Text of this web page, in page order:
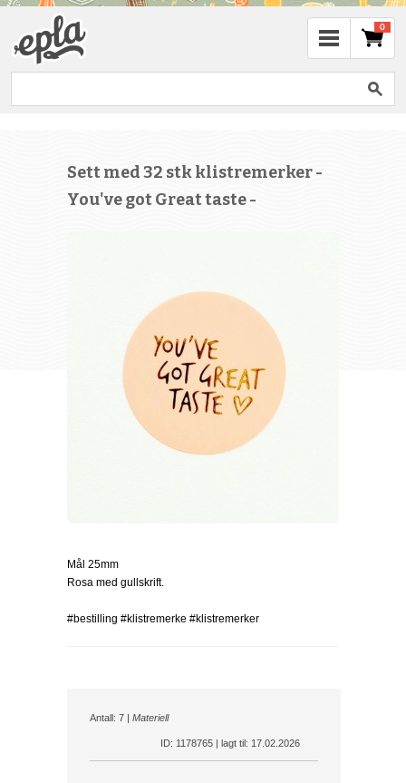
0
Sett med 32 stk klistremerker -
You've got Great taste -
Mål 25mm
Rosa med gullskrift.
#bestilling #klistremerke #klistremerker
Antall: 7 | Materiell
ID: 1178765 | lagt til: 17.02.2026